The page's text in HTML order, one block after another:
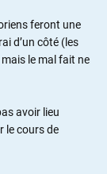
feront une
d’un côté (les
le mal fait ne
avoir lieu
le cours de